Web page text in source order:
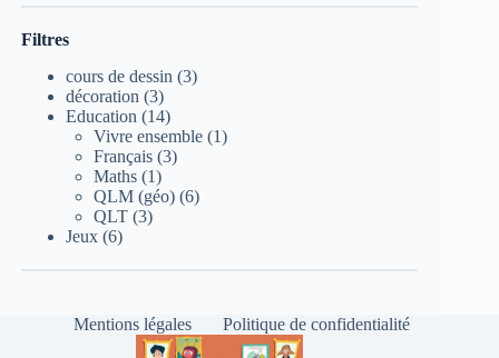
Filtres
cours de dessin 33
décoration 33
produits
Education 1414
produits
Vivre ensemble 11
Français 33
Maths 11
produit
QLM (géo) 66
QLT 33
Jeux 66
Mentions légales Politique de confidentialité